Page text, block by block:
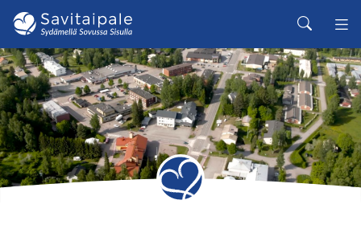
Siirry pääsisältöön
Haku